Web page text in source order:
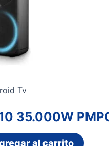
Tv
35.000W
al carrito